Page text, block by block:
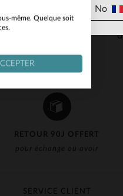
RETOUR 90J OFFERT
pour échange ou avoir
au
SERVICE CLIENT
No
même. Quelque soit